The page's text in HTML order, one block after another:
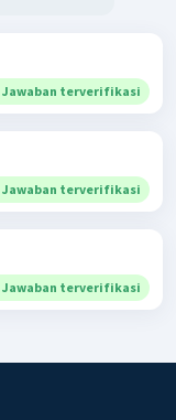
Jawaban terverifikasi
Jawaban terverifikasi
Jawaban terverifikasi